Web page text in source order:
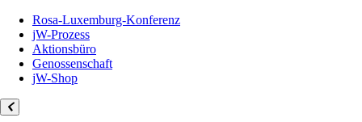
Rosa-Luxemburg-Konferenz
jW-Prozess
Aktionsbüro
Genossenschaft
jW-Shop